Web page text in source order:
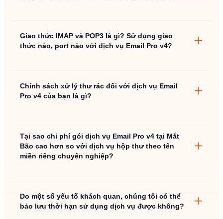
Giao thức IMAP và POP3 là gì? Sử dụng giao
thức nào, port nào với dịch vụ Email Pro v4?
IMAP
Chính sách xử lý thư rác đối với dịch vụ Email
Pro v4 của bạn là gì?
Tại sao chi phí gói dịch vụ Email Pro v4 tại Mắt
Bão cao hơn so với dịch vụ hộp thư theo tên
miền riêng chuyên nghiệp?
Do một số yếu tố khách quan, chúng tôi có thể
bảo lưu thời hạn sử dụng dịch vụ được không?